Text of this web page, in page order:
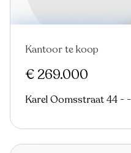
Kantoor te koop
€ 269.000
Karel Oomsstraat 44 -